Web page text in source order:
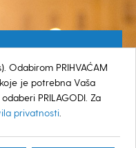
Odabirom PRIHVAĆAM
je potrebna Vaša
PRILAGODI. Za
privatnosti